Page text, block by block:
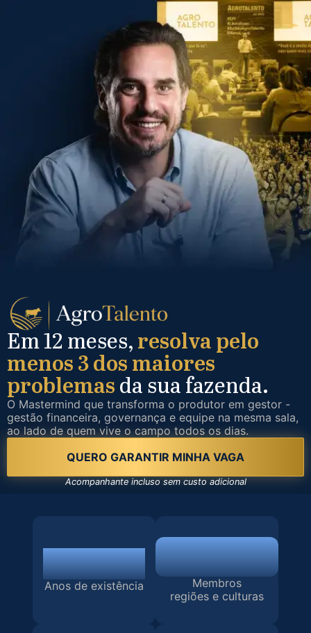
Em 12 meses, resolva pelo
menos 3 dos maiores
problemas da sua fazenda.
O Mastermind que transforma o produtor em gestor -
gestão financeira, governança e equipe na mesma sala,
ao lado de quem vive o campo todos os dias.
QUERO GARANTIR MINHA VAGA
Acompanhante incluso sem custo adicional
+12
Anos de existência
+80
Membros
regiões e culturas